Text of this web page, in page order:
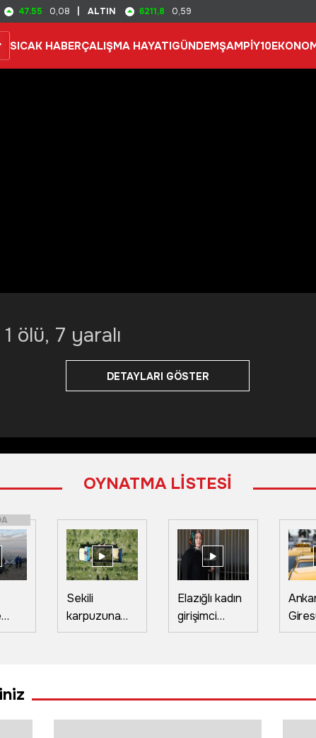
47.55 0,08 ALTIN 6211,8 0,59
SICAK HABERÇALIŞMA HAYATIGÜNDEMŞAMPİY10
ölü, 7 yaralı
DETAYLARI GÖSTER
OYNATMA LİSTESİ
Sekili
karpuzuna
yurt dışından
karpuzun
ekimi artırıldı
Elazığlı kadın
girişimci
devlet